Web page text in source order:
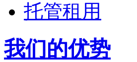
托管租用
我们的优势